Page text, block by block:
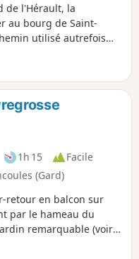
de l'Hérault, la
au bourg de Saint-
utilisé autrefois
permettant de visiter
1h 15
Facile
(Gard)
retour en balcon sur
par le hameau du
remarquable (voir